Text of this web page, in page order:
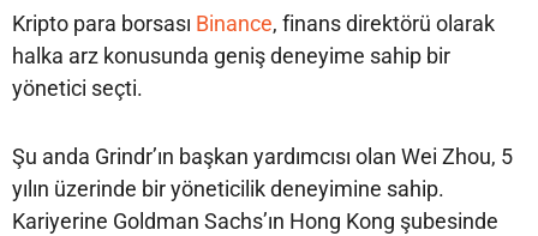
Kripto para borsası Binance, finans direktörü olarak
halka arz konusunda geniş deneyime sahip bir
yönetici seçti.
Şu anda Grindr’ın başkan yardımcısı olan Wei Zhou, 5
yılın üzerinde bir yöneticilik deneyimine sahip.
Kariyerine Goldman Sachs’ın Hong Kong şubesinde